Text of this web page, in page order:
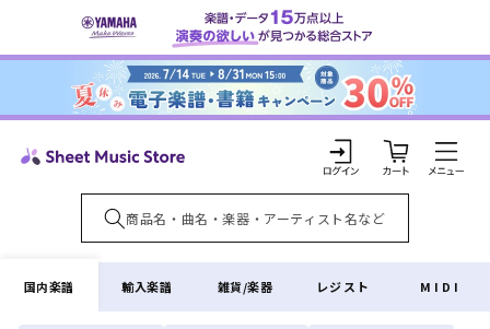
ンツに
ロ
グ
イ
ン
カ
ー
ト
国内楽譜 輸入楽譜 雑貨/楽器 レジスト MIDI